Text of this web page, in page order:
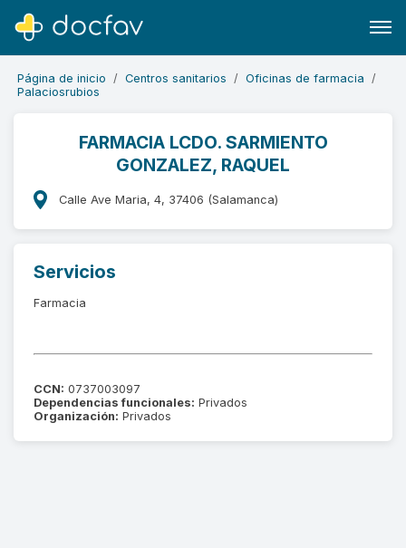
Buscar
Software para clínicas
Soporte
Página de inicio Centros sanitarios
Oficinas de farmacia
Palaciosrubios
FARMACIA LCDO. SARMIENTO
GONZALEZ, RAQUEL
Calle Ave Maria, 4, 37406 (Salamanca)
Servicios
Farmacia
CCN: 0737003097
Dependencias funcionales: Privados
Organización: Privados